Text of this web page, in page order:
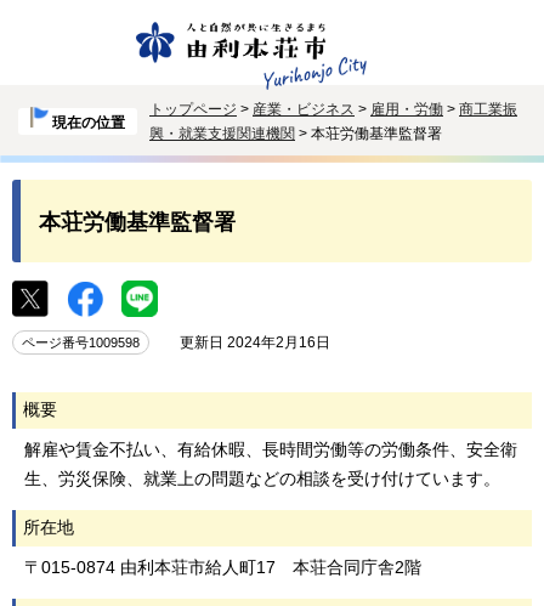
現在の位置
トップページ > 産業・ビジネス > 雇用・労働 > 商工業振
興・就業支援関連機関 > 本荘労働基準監督署
本荘労働基準監督署
ページ番号1009598 更新日 2024年2月16日
概要
解雇や賃金不払い、有給休暇、長時間労働等の労働条件、安全衛
生、労災保険、就業上の問題などの相談を受け付けています。
所在地
〒015-0874 由利本荘市給人町17 本荘合同庁舎2階